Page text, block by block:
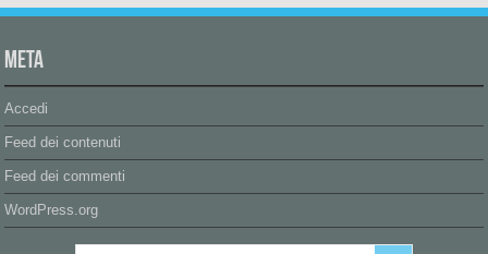
Meta
Accedi
Feed dei contenuti
Feed dei commenti
WordPress.org